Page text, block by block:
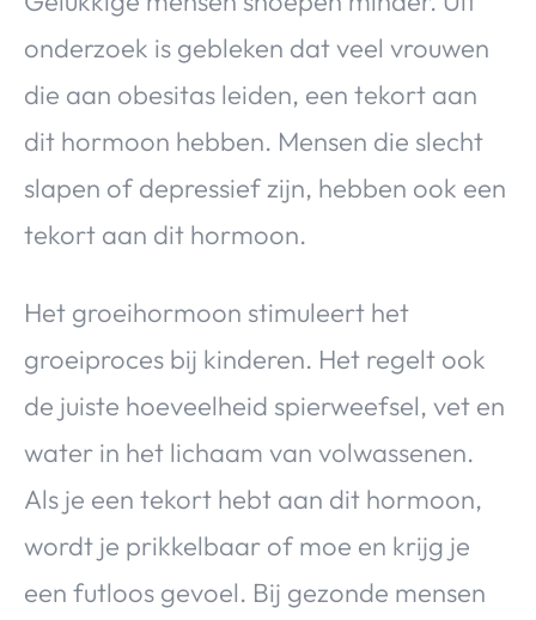
onderzoek is gebleken dat veel vrouwen
die aan obesitas leiden, een tekort aan
dit hormoon hebben. Mensen die slecht
slapen of depressief zijn, hebben ook een
tekort aan dit hormoon.
Het groeihormoon stimuleert het
groeiproces bij kinderen. Het regelt ook
de juiste hoeveelheid spierweefsel, vet en
water in het lichaam van volwassenen.
Als je een tekort hebt aan dit hormoon,
wordt je prikkelbaar of moe en krijg je
een futloos gevoel. Bij gezonde mensen